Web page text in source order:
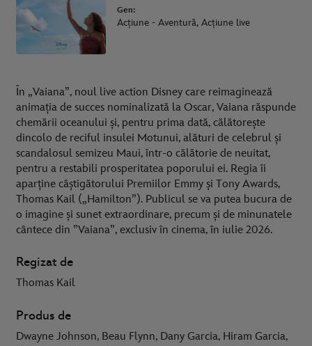
Gen:
Acțiune - Aventură, Acțiune live
În „Vaiana”, noul live action Disney care reimaginează
animația de succes nominalizată la Oscar, Vaiana răspunde
chemării oceanului și, pentru prima dată, călătorește
dincolo de reciful insulei Motunui, alături de celebrul și
scandalosul semizeu Maui, într-o călătorie de neuitat,
pentru a restabili prosperitatea poporului ei. Regia îi
aparține câștigătorului Premiilor Emmy și Tony Awards,
Thomas Kail („Hamilton”). Publicul se va putea bucura de
o imagine și sunet extraordinare, precum și de minunatele
cântece din ”Vaiana”, exclusiv în cinema, în iulie 2026.
Regizat de
Thomas Kail
Produs de
Dwayne Johnson, Beau Flynn, Dany Garcia, Hiram Garcia,